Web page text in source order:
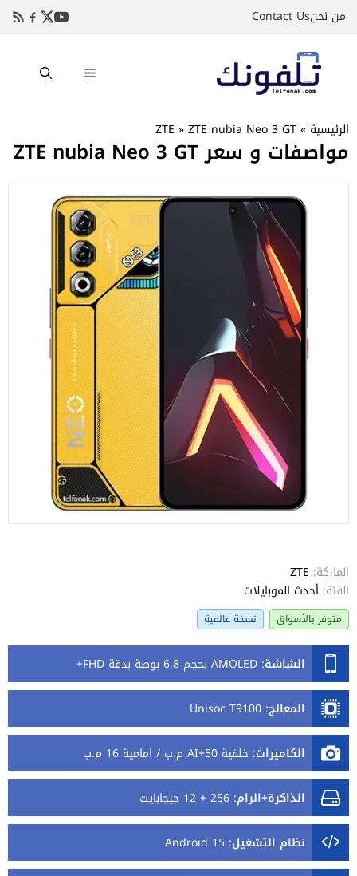
إلىمن نحنContact Us
القائمة
الرئيسية »
ZTE »ZTE nubia Neo 3 GT
مواصفات و سعر ZTE nubia Neo 3 GT
الماركة: ZTE
الفئة: أحدث الموبايلات
متوفر بالأسواق نسخة عالمية
الشاشة: AMOLED بحجم 6.8 بوصة بدقة FHD+
المعالج:
Unisoc T9100
الكاميرات: خلفية 50+AI م.ب / امامية 16 م.ب
الذاكرة+الرام: 256 + 12 جيجابايت
نظام التشغيل:
Android 15